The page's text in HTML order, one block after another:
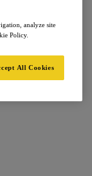
analyze site
Policy.
All Cookies